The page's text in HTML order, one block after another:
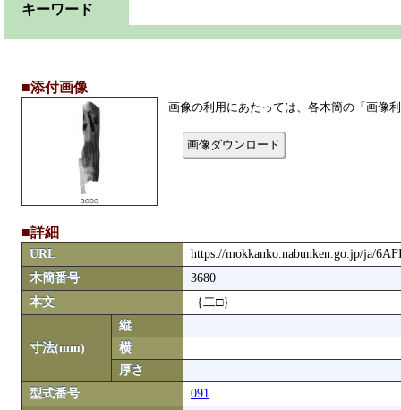
キーワード
■添付画像
画像の利用にあたっては、各木簡の「画像
画像ダウンロード
■詳細
URL
https://mokkanko.nabunken.go.jp/ja/
木簡番号
3680
本文
｛二□｝
寸法(mm)
縦
横
厚さ
型式番号
091